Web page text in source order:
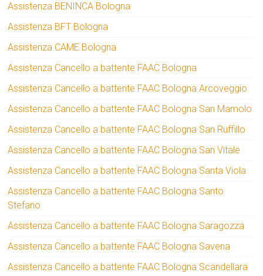
Assistenza BENINCA Bologna
Assistenza BFT Bologna
Assistenza CAME Bologna
Assistenza Cancello a battente FAAC Bologna
Assistenza Cancello a battente FAAC Bologna Arcoveggio
Assistenza Cancello a battente FAAC Bologna San Mamolo
Assistenza Cancello a battente FAAC Bologna San Ruffillo
Assistenza Cancello a battente FAAC Bologna San Vitale
Assistenza Cancello a battente FAAC Bologna Santa Viola
Assistenza Cancello a battente FAAC Bologna Santo
Stefano
Assistenza Cancello a battente FAAC Bologna Saragozza
Assistenza Cancello a battente FAAC Bologna Savena
Assistenza Cancello a battente FAAC Bologna Scandellara